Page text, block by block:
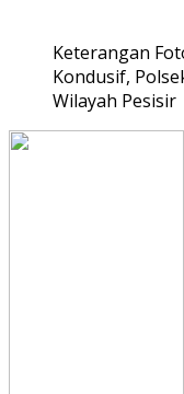
Keterangan
Kondusif,
Wilayah Pesisir